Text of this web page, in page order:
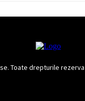
Toate drepturile